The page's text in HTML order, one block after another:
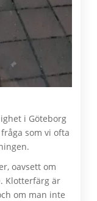
i Göteborg
som vi ofta
oavsett om
Klotterfärg är
om man inte